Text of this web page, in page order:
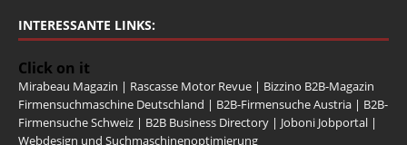
INTERESSANTE LINKS:
Click on it
Mirabeau Magazin | Rascasse Motor Revue | Bizzino B2B-Magazin
Firmensuchmaschine Deutschland | B2B-Firmensuche Austria | B2B-
Firmensuche Schweiz | B2B Business Directory | Joboni Jobportal |
Webdesign und Suchmaschinenoptimierung